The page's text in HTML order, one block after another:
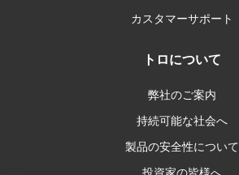
カスタマーサポート
トロについて
弊社のご案内
持続可能な社会へ
製品の安全性について